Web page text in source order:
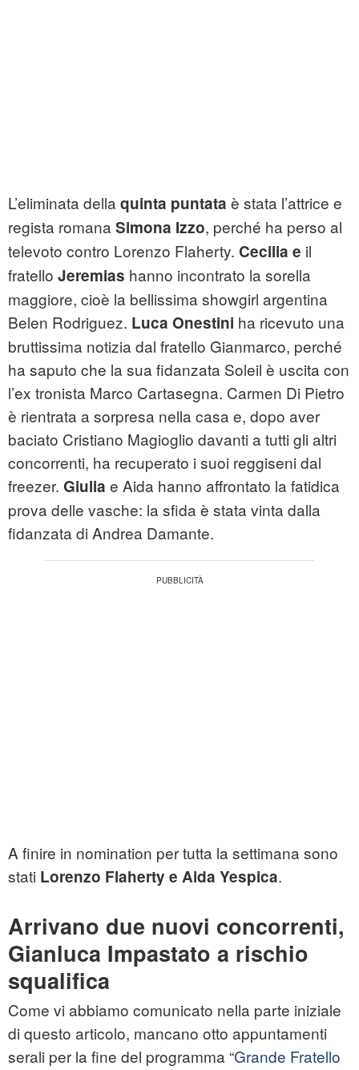
L’eliminata della quinta puntata è stata l’attrice e
regista romana Simona Izzo, perché ha perso al
televoto contro Lorenzo Flaherty. Cecilia e il
fratello Jeremias hanno incontrato la sorella
maggiore, cioè la bellissima showgirl argentina
Belen Rodriguez. Luca Onestini ha ricevuto una
bruttissima notizia dal fratello Gianmarco, perché
ha saputo che la sua fidanzata Soleil è uscita con
l’ex tronista Marco Cartasegna. Carmen Di Pietro
è rientrata a sorpresa nella casa e, dopo aver
baciato Cristiano Magioglio davanti a tutti gli altri
concorrenti, ha recuperato i suoi reggiseni dal
freezer. Giulia e Aida hanno affrontato la fatidica
prova delle vasche: la sfida è stata vinta dalla
fidanzata di Andrea Damante.
A finire in nomination per tutta la settimana sono
stati Lorenzo Flaherty e Aida Yespica.
Arrivano due nuovi concorrenti,
Gianluca Impastato a rischio
squalifica
Come vi abbiamo comunicato nella parte iniziale
di questo articolo, mancano otto appuntamenti
serali per la fine del programma “Grande Fratello